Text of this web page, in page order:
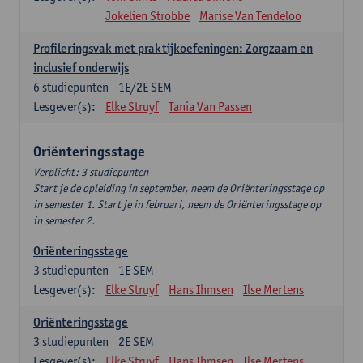
Jokelien Strobbe
Marise Van Tendeloo
Profileringsvak met praktijkoefeningen: Zorgzaam en
inclusief onderwijs
1E/2E SEM
6 studiepunten
Lesgever(s):
Elke Struyf Tania Van Passen
Oriënteringsstage
Verplicht: 3 studiepunten
Start je de opleiding in september, neem de Oriënteringsstage op
in semester 1. Start je in februari, neem de Oriënteringsstage op
in semester 2.
Oriënteringsstage
1E SEM
3 studiepunten
Lesgever(s):
Elke Struyf Hans Ihmsen Ilse Mertens
Oriënteringsstage
2E SEM
3 studiepunten